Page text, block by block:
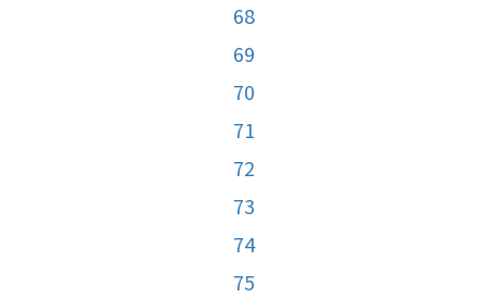
68
69
70
71
72
73
74
75